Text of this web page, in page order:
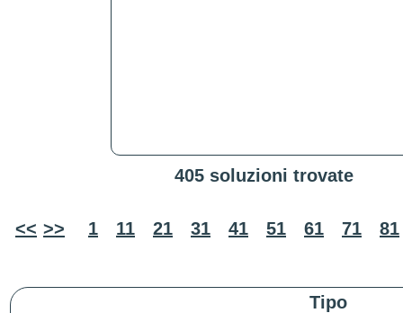
405 soluzioni trovate
<< >> 1 11 21 31 41 51 61 71 81
Tipo